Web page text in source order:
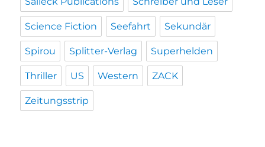
Science Fiction Seefahrt Sekundär
Spirou Splitter-Verlag Superhelden
Thriller US Western ZACK
Zeitungsstrip